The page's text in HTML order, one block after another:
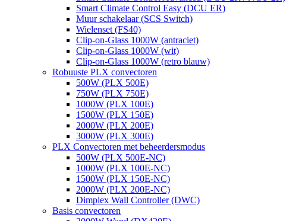
Smart Climate Control Easy (DCU ER)
Muur schakelaar (SCS Switch)
Wielenset (FS40)
Clip-on-Glass 1000W (antraciet)
Clip-on-Glass 1000W (wit)
Clip-on-Glass 1000W (retro blauw)
Robuuste PLX convectoren
500W (PLX 500E)
750W (PLX 750E)
1000W (PLX 100E)
1500W (PLX 150E)
2000W (PLX 200E)
3000W (PLX 300E)
PLX Convectoren met beheerdersmodus
500W (PLX 500E-NC)
1000W (PLX 100E-NC)
1500W (PLX 150E-NC)
2000W (PLX 200E-NC)
Dimplex Wall Controller (DWC)
Basis convectoren